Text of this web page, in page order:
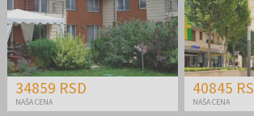
34859 RSD
NAŠA CENA
40845
NAŠA CENA